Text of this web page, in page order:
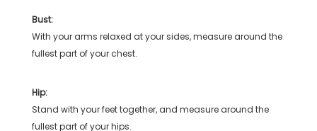
Bust:
With your arms relaxed at your sides, measure around the
fullest part of your chest.
Hip:
Stand with your feet together, and measure around the
fullest part of your hips.